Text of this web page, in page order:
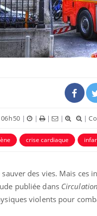
| | | | |
crise cardiaque
des vies. Mais
publiée dans Circulation
violents pour
moins
:
c'est
Youtube
Carence en fer